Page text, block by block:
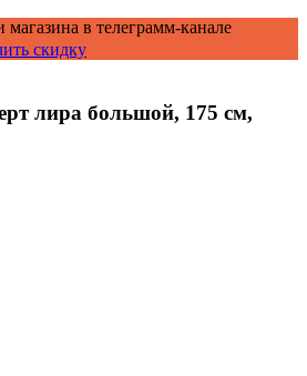
магазина в телеграмм-канале
скидку
лира большой, 175 см,